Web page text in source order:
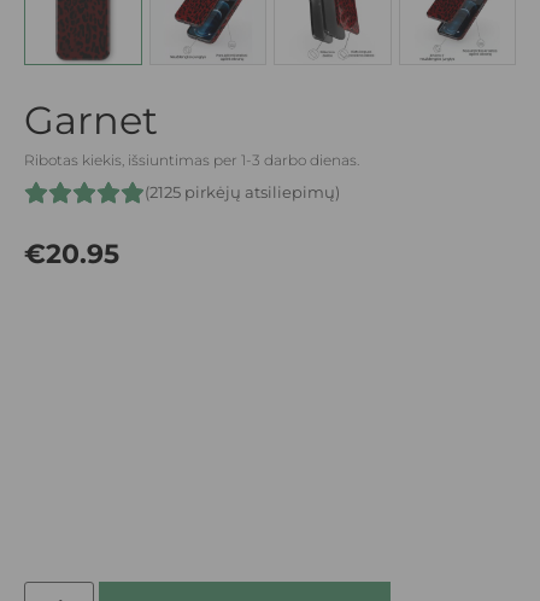
Garnet
Ribotas kiekis, išsiuntimas per 1-3 darbo dienas.
(2125 pirkėjų atsiliepimų)
€20.95